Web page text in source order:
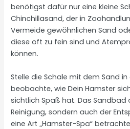
benötigst dafür nur eine kleine
Chinchillasand, der in
Vermeide gewöhnlichen Sand
diese oft zu fein sind und
können.
Stelle die Schale mit dem Sand
beobachte, wie Dein Hamster
sichtlich Spaß hat. Das Sandbad
Reinigung, sondern auch der
eine Art „Hamster-Spa“